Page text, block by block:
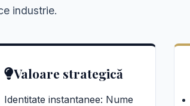
industrie.
Valoare strategică
Identitate instantanee: Nume